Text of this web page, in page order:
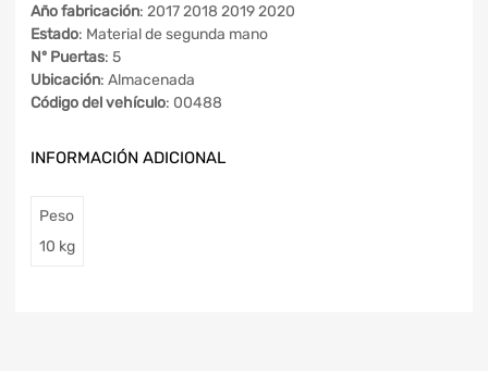
Año fabricación: 2017 2018 2019 2020
Estado: Material de segunda mano
Nº Puertas: 5
Ubicación: Almacenada
Código del vehículo: 00488
INFORMACIÓN ADICIONAL
Peso
10 kg